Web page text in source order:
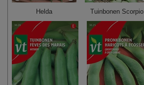
Helda Tuinbonen Scorpio